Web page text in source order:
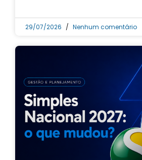
29/07/2026 Nenhum comentário